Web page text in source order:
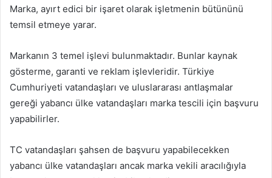
Marka, ayırt edici bir işaret olarak işletmenin bütününü
temsil etmeye yarar.
Markanın 3 temel işlevi bulunmaktadır. Bunlar kaynak
gösterme, garanti ve reklam işlevleridir. Türkiye
Cumhuriyeti vatandaşları ve uluslararası antlaşmalar
gereği yabancı ülke vatandaşları marka tescili için başvuru
yapabilirler.
TC vatandaşları şahsen de başvuru yapabilecekken
yabancı ülke vatandaşları ancak marka vekili aracılığıyla